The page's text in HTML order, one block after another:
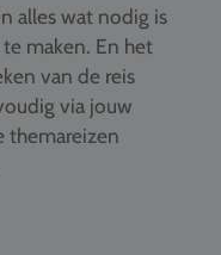
alles wat nodig is
maken. En het
van de reis
via jouw
themareizen